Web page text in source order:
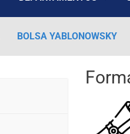
BOLSA YABLONOWSKY